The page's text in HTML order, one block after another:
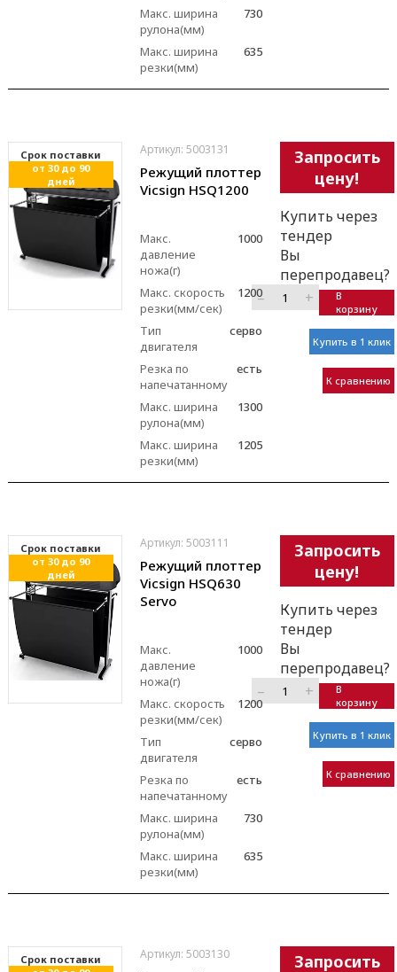
Макс. ширина
рулона(мм)
730
Макс. ширина
резки(мм)
635
Cрок поставки
от 30 до 90
дней
Артикул: 5003131
Режущий плоттер
Vicsign HSQ1200
Макс.
давление
ножа(г)
1000
Макс. скорость
резки(мм/сек)
1200
Тип
двигателя
серво
Резка по
напечатанному
есть
Макс. ширина
рулона(мм)
1300
Макс. ширина
резки(мм)
1205
Запросить
цену!
Купить через
тендер
Вы
перепродавец?
–
+
В
корзину
Купить в 1 клик
К сравнению
Cрок поставки
от 30 до 90
дней
Артикул: 5003111
Режущий плоттер
Vicsign HSQ630
Servo
Макс.
давление
ножа(г)
1000
Макс. скорость
резки(мм/сек)
1200
Тип
двигателя
серво
Резка по
напечатанному
есть
Макс. ширина
рулона(мм)
730
Макс. ширина
резки(мм)
635
Запросить
цену!
Купить через
тендер
Вы
перепродавец?
–
+
В
корзину
Купить в 1 клик
К сравнению
Cрок поставки
Артикул: 5003130
Запросить